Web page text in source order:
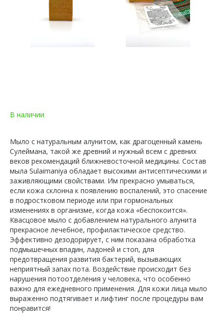
В наличии
Мыло с натуральным алунитом, как драгоценный камень
Сулеймана, такой же древний и нужный всем с древних
веков рекомендаций ближневосточной медицины. Состав
мыла Sulaimaniya обладает высокими антисептическими и
заживляющими свойствами. Им прекрасно умываться,
если кожа склонна к появлению воспалений, это спасение
в подростковом периоде или при гормональных
изменениях в организме, когда кожа «беспокоится».
Квасцовое мыло с добавлением натурального алунита
прекрасное лечебное, профилактическое средство.
Эффективно дезодорирует, с ним показана обработка
подмышечных впадин, ладоней и стоп, для
предотвращения развития бактерий, вызывающих
неприятный запах пота. Воздействие происходит без
нарушения потоотделения у человека, что особенно
важно для ежедневного применения. Для кожи лица мыло
выраженно подтягивает и лифтинг после процедуры вам
понравится!